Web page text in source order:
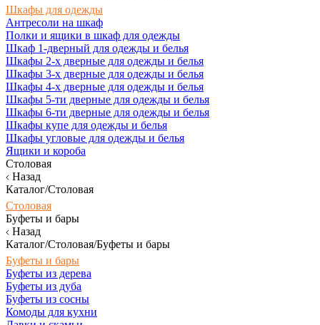
Шкафы для одежды
Антресоли на шкаф
Полки и ящики в шкаф для одежды
Шкаф 1-дверный для одежды и белья
Шкафы 2-х дверные для одежды и белья
Шкафы 3-х дверные для одежды и белья
Шкафы 4-х дверные для одежды и белья
Шкафы 5-ти дверные для одежды и белья
Шкафы 6-ти дверные для одежды и белья
Шкафы купе для одежды и белья
Шкафы угловые для одежды и белья
Ящики и короба
Столовая
Назад
Каталог/Столовая
Столовая
Буфеты и бары
Назад
Каталог/Столовая/Буфеты и бары
Буфеты и бары
Буфеты из дерева
Буфеты из дуба
Буфеты из сосны
Комоды для кухни